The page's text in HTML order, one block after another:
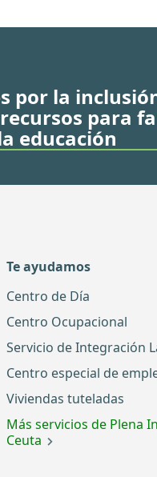
por la
para
educación
Te ayudamos
Centro de Día
Centro Ocupacional
Servicio de Integración
Centro especial de
Viviendas tuteladas
Más servicios de Plena
Ceuta